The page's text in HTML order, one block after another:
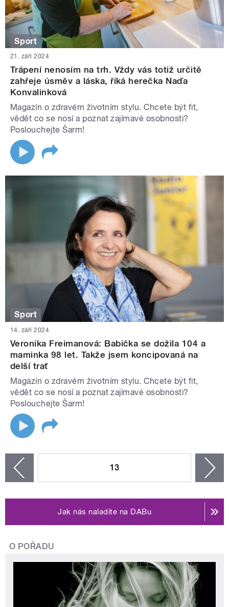
Sport
21. září 2024
Trápení nenosím na trh. Vždy vás totiž určitě
zahřeje úsměv a láska, říká herečka Naďa
Konvalinková
Magazín o zdravém životním stylu. Chcete být fit,
vědět co se nosí a poznat zajímavé osobnosti?
Poslouchejte Šarm!
Sport
14. září 2024
Veronika Freimanová: Babička se dožila 104 a
maminka 98 let. Takže jsem koncipovaná na
delší trať
Magazín o zdravém životním stylu. Chcete být fit,
vědět co se nosí a poznat zajímavé osobnosti?
Poslouchejte Šarm!
13
Jak nás naladíte na DABu
O POŘADU